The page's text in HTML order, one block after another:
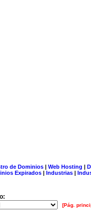
de Dominios| Web Hosting |
Expirados | Industrias |
[Pág.